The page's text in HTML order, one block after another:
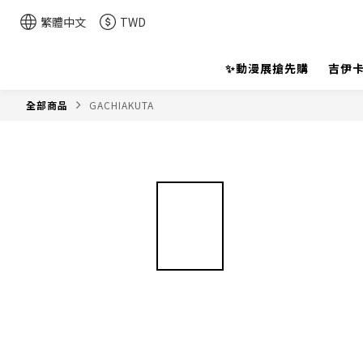
繁體中文 TWD
✨動漫展搶先購 吉伊
全部商品 GACHIAKUTA